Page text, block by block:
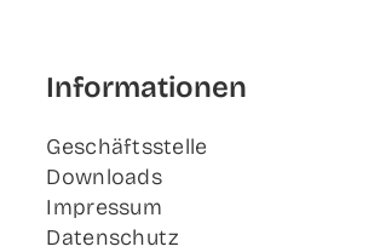
Infor­ma­tio­nen
Geschäfts­stel­le
Down­loads
Impres­sum
Daten­schutz